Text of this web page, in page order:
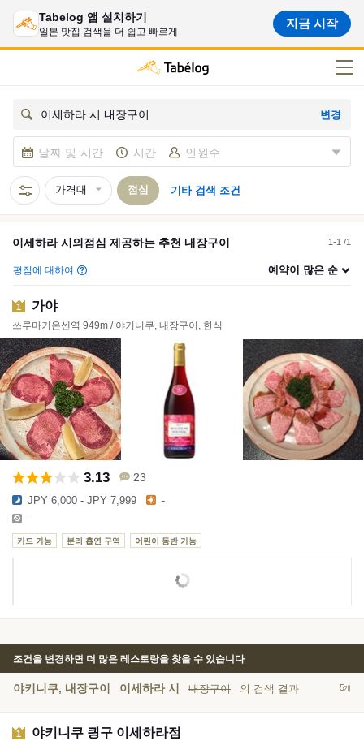
Tabelog 앱 설치하기
일본 맛집 검색을 더 쉽고 빠르게
지금 시작
이세하라 시 내장구이 변경
날짜 및 시간 시간 인원수
가격대 점심 기타 검색 조건
이세하라 시 의 점심 제공하는 추천 내장구이 1-1 /1
평점에 대하여 예약이 많은 순
1 가야
쓰루마키온센역 949m / 야키니쿠, 내장구이, 한식
3.13 23
JPY 6,000 - JPY 7,999 -
-
카드 가능 분리 흡연 구역 어린이 동반 가능
조건을 변경하면 더 많은 레스토랑을 찾을 수 있습니다
야키니쿠, 내장구이 이세하라 시 내장구이 의 검색 결과 5개
1 야키니쿠 킝구 이세하라점